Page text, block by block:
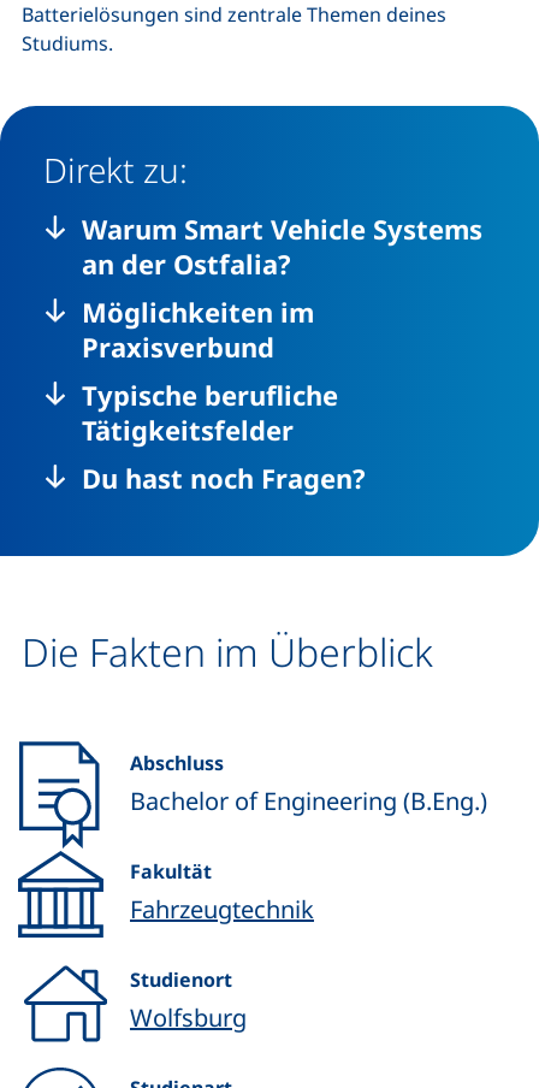
Batterielösungen sind zentrale Themen deines
Studiums.
Direkt zu:
Warum Smart Vehicle Systems
an der Ostfalia?
Möglichkeiten im
Praxisverbund
Typische berufliche
Tätigkeitsfelder
Du hast noch Fragen?
Die Fakten im Überblick
Abschluss
Bachelor of Engineering (B.Eng.)
Fakultät
Fahrzeugtechnik
Studienort
Wolfsburg